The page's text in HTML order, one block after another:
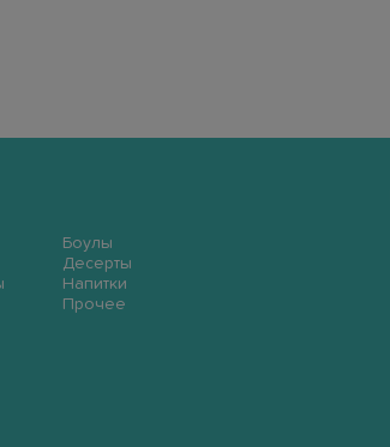
Боулы
Десерты
Напитки
Прочее